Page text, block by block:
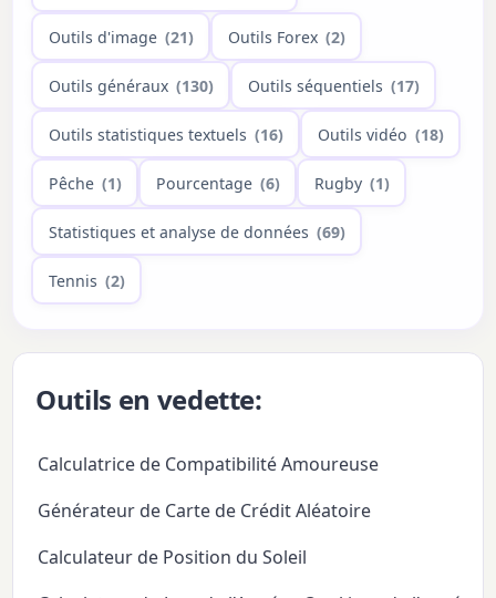
Outils d'image (21) Outils Forex (2)
Outils généraux (130) Outils séquentiels (17)
Outils statistiques textuels (16) Outils vidéo (18)
Pêche (1) Pourcentage (6) Rugby (1)
Statistiques et analyse de données (69)
Tennis (2)
Outils en vedette:
Calculatrice de Compatibilité Amoureuse
Générateur de Carte de Crédit Aléatoire
Calculateur de Position du Soleil